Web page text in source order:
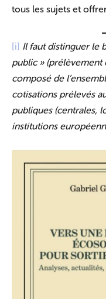
tous les sujets et
[i] Il faut distinguer le
public »
composé de
cotisations prélevés
publiques (centrales,
institutions